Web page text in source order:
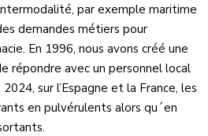
par exemple maritime
demandes métiers pour
En 1996, nous avons créé une
répondre avec un personnel local
sur l’Espagne et la France, les
en pulvérulents alors qu´en